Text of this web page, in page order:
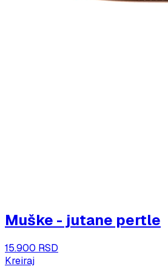
Muške - jutane pertle
15.900 RSD
Kreiraj